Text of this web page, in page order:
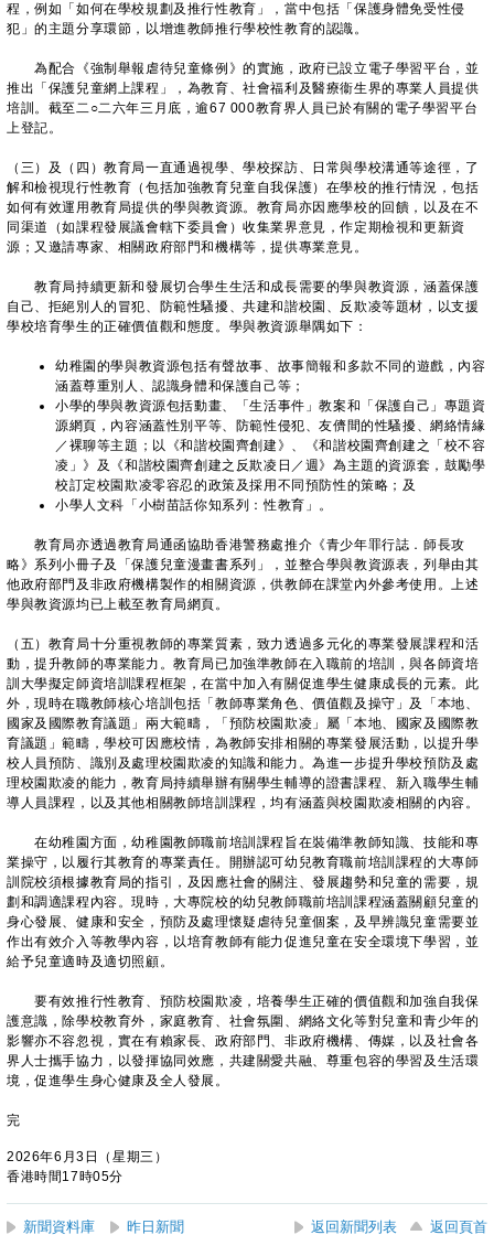
程，例如「如何在學校規劃及推行性教育」，當中包括「保護身體免受性侵
犯」的主題分享環節，以增進教師推行學校性教育的認識。
為配合《強制舉報虐待兒童條例》的實施，政府已設立電子學習平台，並
推出「保護兒童網上課程」，為教育、社會福利及醫療衞生界的專業人員提供
培訓。截至二○二六年三月底，逾67 000教育界人員已於有關的電子學習平台
上登記。
（三）及（四）教育局一直通過視學、學校探訪、日常與學校溝通等途徑，了
解和檢視現行性教育（包括加強教育兒童自我保護）在學校的推行情況，包括
如何有效運用教育局提供的學與教資源。教育局亦因應學校的回饋，以及在不
同渠道（如課程發展議會轄下委員會）收集業界意見，作定期檢視和更新資
源；又邀請專家、相關政府部門和機構等，提供專業意見。
教育局持續更新和發展切合學生生活和成長需要的學與教資源，涵蓋保護
自己、拒絕別人的冒犯、防範性騷擾、共建和諧校園、反欺凌等題材，以支援
學校培育學生的正確價值觀和態度。學與教資源舉隅如下：
幼稚園的學與教資源包括有聲故事、故事簡報和多款不同的遊戲，內容
涵蓋尊重別人、認識身體和保護自己等；
小學的學與教資源包括動畫、「生活事件」教案和「保護自己」專題資
源網頁，內容涵蓋性別平等、防範性侵犯、友儕間的性騷擾、網絡情緣
／裸聊等主題；以《和諧校園齊創建》、《和諧校園齊創建之「校不容
凌」》及《和諧校園齊創建之反欺凌日／週》為主題的資源套，鼓勵學
校訂定校園欺凌零容忍的政策及採用不同預防性的策略；及
小學人文科「小樹苗話你知系列：性教育」。
教育局亦透過教育局通函協助香港警務處推介《青少年罪行誌．師長攻
略》系列小冊子及「保護兒童漫畫書系列」，並整合學與教資源表，列舉由其
他政府部門及非政府機構製作的相關資源，供教師在課堂內外參考使用。上述
學與教資源均已上載至教育局網頁。
（五）教育局十分重視教師的專業質素，致力透過多元化的專業發展課程和活
動，提升教師的專業能力。教育局已加強準教師在入職前的培訓，與各師資培
訓大學擬定師資培訓課程框架，在當中加入有關促進學生健康成長的元素。此
外，現時在職教師核心培訓包括「教師專業角色、價值觀及操守」及「本地、
國家及國際教育議題」兩大範疇，「預防校園欺凌」屬「本地、國家及國際教
育議題」範疇，學校可因應校情，為教師安排相關的專業發展活動，以提升學
校人員預防、識別及處理校園欺凌的知識和能力。為進一步提升學校預防及處
理校園欺凌的能力，教育局持續舉辦有關學生輔導的證書課程、新入職學生輔
導人員課程，以及其他相關教師培訓課程，均有涵蓋與校園欺凌相關的內容。
在幼稚園方面，幼稚園教師職前培訓課程旨在裝備準教師知識、技能和專
業操守，以履行其教育的專業責任。開辦認可幼兒教育職前培訓課程的大專師
訓院校須根據教育局的指引，及因應社會的關注、發展趨勢和兒童的需要，規
劃和調適課程內容。現時，大專院校的幼兒教師職前培訓課程涵蓋關顧兒童的
身心發展、健康和安全，預防及處理懷疑虐待兒童個案，及早辨識兒童需要並
作出有效介入等教學內容，以培育教師有能力促進兒童在安全環境下學習，並
給予兒童適時及適切照顧。
要有效推行性教育、預防校園欺凌，培養學生正確的價值觀和加強自我保
護意識，除學校教育外，家庭教育、社會氛圍、網絡文化等對兒童和青少年的
影響亦不容忽視，實在有賴家長、政府部門、非政府機構、傳媒，以及社會各
界人士攜手協力，以發揮協同效應，共建關愛共融、尊重包容的學習及生活環
境，促進學生身心健康及全人發展。
完
2026年6月3日（星期三）
香港時間17時05分
新聞資料庫 昨日新聞 返回新聞列表 返回頁首